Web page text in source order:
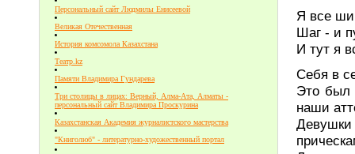
Персональный сайт Людмилы Енисеевой
Великая Отечественная
История комсомола Казахстана
Театр.kz
Памяти Владимира Гундарева
Три столицы в лицах: Верный, Алма-Ата, Алматы -
персональный сайт Владимира Проскурина
Казахстанская Академия журналистского мастерства
"Книголюб" - литературно-художественный портал
Я все
Шаг - и
И тут я
Себя в
Это был
наши